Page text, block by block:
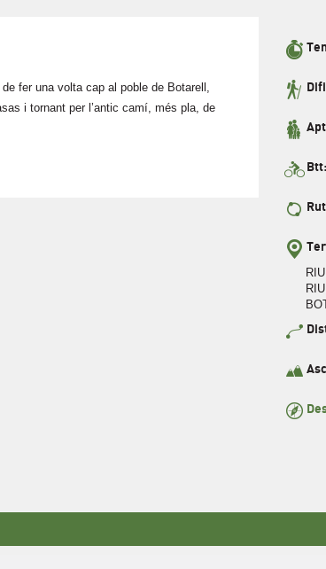
fer una volta cap al poble de Botarell,
i tornant per l’antic camí, més pla, de
Btt: